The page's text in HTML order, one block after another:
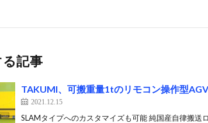
る記事
TAKUMI、可搬重量1tのリモコン操作型
2021.12.15
SLAMタイプへのカスタマイズも可能 純国産自律搬